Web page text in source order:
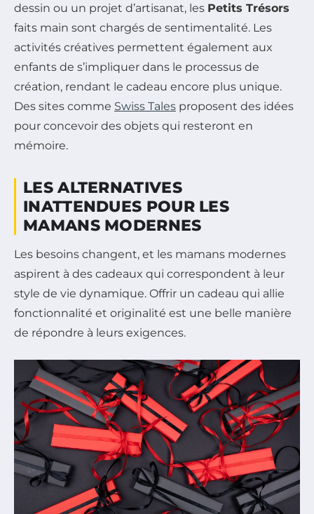
dessin ou un projet d’artisanat, les Petits Trésors
faits main sont chargés de sentimentalité. Les
activités créatives permettent également aux
enfants de s’impliquer dans le processus de
création, rendant le cadeau encore plus unique.
Des sites comme Swiss Tales proposent des idées
pour concevoir des objets qui resteront en
mémoire.
LES ALTERNATIVES
INATTENDUES POUR LES
MAMANS MODERNES
Les besoins changent, et les mamans modernes
aspirent à des cadeaux qui correspondent à leur
style de vie dynamique. Offrir un cadeau qui allie
fonctionnalité et originalité est une belle manière
de répondre à leurs exigences.